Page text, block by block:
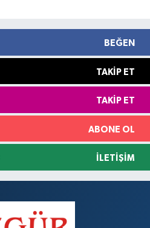
BEĞEN
TAKIP ET
TAKIP ET
ABONE OL
İLETIŞIM